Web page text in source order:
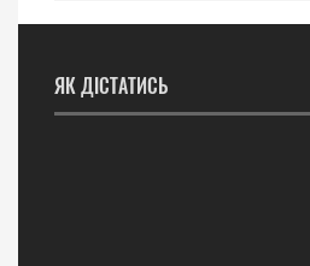
ЯК ДІСТАТИСЬ